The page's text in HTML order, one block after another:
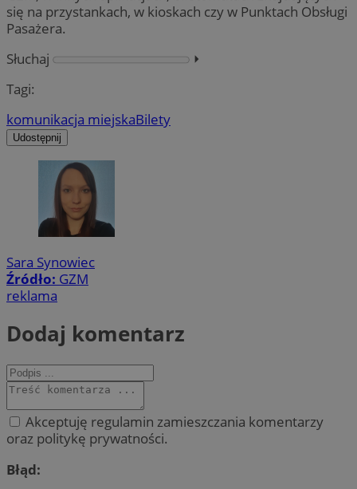
się na przystankach, w kioskach czy w Punktach Obsługi
Pasażera.
Słuchaj
⏵︎
Tagi:
komunikacja miejskaBilety
Udostępnij
Sara Synowiec
Źródło: GZM
reklama
Dodaj komentarz
Akceptuję regulamin zamieszczania komentarzy
oraz politykę prywatności.
Błąd: